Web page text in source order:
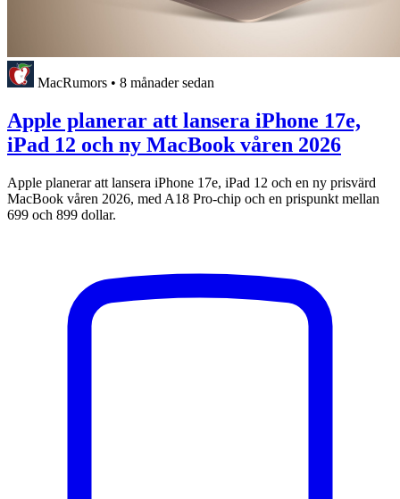
MacRumors • 8 månader sedan
Apple planerar att lansera iPhone 17e,
iPad 12 och ny MacBook våren 2026
Apple planerar att lansera iPhone 17e, iPad 12 och en ny prisvärd
MacBook våren 2026, med A18 Pro-chip och en prispunkt mellan
699 och 899 dollar.